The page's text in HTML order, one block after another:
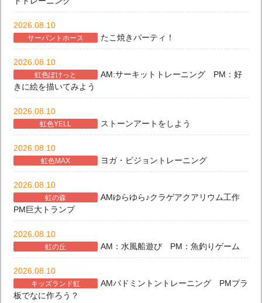
2026.08.10
サーバントホース たこ焼きパーティ！
2026.08.10
虹色ぽけっと
AM:サーキットトレーニング PM：好
きに絵を描いてみよう
2026.08.10
虹色YELL ストーンアートをしよう
2026.08.10
虹色MAX ヨガ・ビジョントレーニング
2026.08.10
虹の森
AMゆらゆら♪クラゲアクアリウム工作
PM巨大トランプ
2026.08.10
虹の丘 AM：水風船遊び PM：魚釣りゲーム
2026.08.10
キッズランド虹
AMバドミントントレーニング PMプラ
板でなに作ろう？